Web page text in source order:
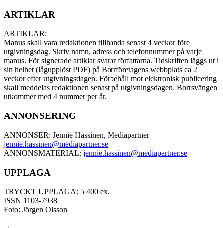
ARTIKLAR
ARTIKLAR:
Manus skall vara redaktionen tillhanda senast 4 veckor före
utgivningsdag. Skriv namn, adress och telefonnummer på varje
manus. För signerade artiklar svarar författarna. Tidskriften läggs ut i
sin helhet (lågupplöst PDF) på Borrföretagens webbplats ca 2
veckor efter utgivningsdagen. Förbehåll mot elektronisk publicering
skall meddelas redaktionen senast på utgivningsdagen. Borrsvängen
utkommer med 4 nummer per år.
ANNONSERING
ANNONSER: Jennie Hassinen, Mediapartner
jennie.hassinen@mediapartner.se
ANNONSMATERIAL: jennie.hassinen@mediapartner.se
UPPLAGA
TRYCKT UPPLAGA: 5 400 ex.
ISSN 1103-7938
Foto: Jörgen Olsson